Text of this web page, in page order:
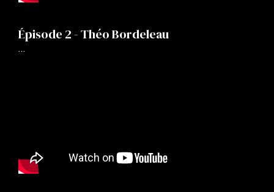
Épisode 2 - Théo Bordeleau
…